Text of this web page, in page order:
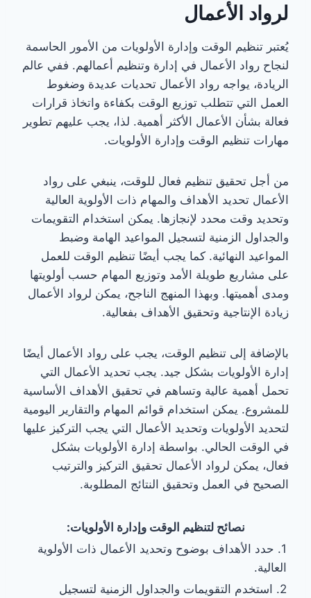
لرواد الأعمال
يُعتبر تنظيم الوقت وإدارة الأولويات من الأمور الحاسمة
لنجاح رواد الأعمال في إدارة وتنظيم أعمالهم. ففي عالم
الريادة، يواجه رواد الأعمال تحديات عديدة وضغوط
العمل التي تتطلب توزيع الوقت بكفاءة واتخاذ قرارات
فعالة بشأن الأعمال الأكثر أهمية. لذا، يجب عليهم تطوير
مهارات تنظيم الوقت وإدارة الأولويات.
من أجل تحقيق تنظيم فعال للوقت، ينبغي على رواد
الأعمال تحديد الأهداف والمهام ذات الأولوية العالية
وتحديد وقت محدد لإنجازها. يمكن استخدام التقويمات
والجداول الزمنية لتسجيل المواعيد الهامة وضبط
المواعيد النهائية. كما يجب أيضًا تنظيم الوقت للعمل
على مشاريع طويلة الأمد وتوزيع المهام حسب أولويتها
ومدى أهميتها. وبهذا المنهج الناجح، يمكن لرواد الأعمال
زيادة الإنتاجية وتحقيق الأهداف بفعالية.
بالإضافة إلى تنظيم الوقت، يجب على رواد الأعمال أيضًا
إدارة الأولويات بشكل جيد. يجب تحديد الأعمال التي
تحمل أهمية عالية وتساهم في تحقيق الأهداف الأساسية
للمشروع. يمكن استخدام قوائم المهام والتقارير اليومية
لتحديد الأولويات وتحديد الأعمال التي يجب التركيز عليها
في الوقت الحالي. بواسطة إدارة الأولويات بشكل
فعال، يمكن لرواد الأعمال تحقيق التركيز والترتيب
الصحيح في العمل وتحقيق النتائج المطلوبة.
نصائح لتنظيم الوقت وإدارة الأولويات:
1. حدد الأهداف بوضوح وتحديد الأعمال ذات الأولوية
العالية.
2. استخدم التقويمات والجداول الزمنية لتسجيل